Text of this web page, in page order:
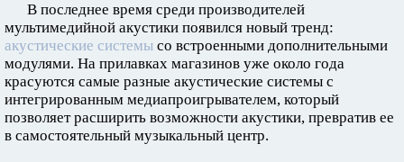
В последнее время среди производителей
мультимедийной акустики появился новый тренд:
акустические системы со встроенными дополнительными
модулями. На прилавках магазинов уже около года
красуются самые разные акустические системы с
интегрированным медиапроигрывателем, который
позволяет расширить возможности акустики, превратив ее
в самостоятельный музыкальный центр.